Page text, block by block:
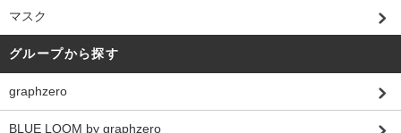
マスク
グループから探す
graphzero
BLUE LOOM by graphzero